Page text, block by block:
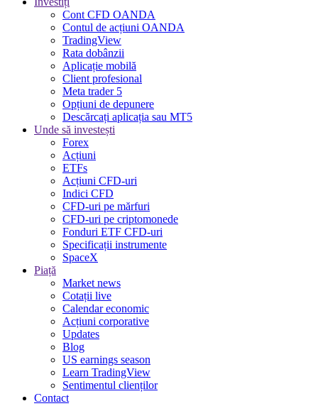
Cont CFD OANDA
Contul de acțiuni OANDA
TradingView
Rata dobânzii
Aplicație mobilă
Client profesional
Meta trader 5
Opțiuni de depunere
Descărcați aplicația sau MT5
Unde să investești
Forex
Acțiuni
ETFs
Acțiuni CFD-uri
Indici CFD
CFD-uri pe mărfuri
CFD-uri pe criptomonede
Fonduri ETF CFD-uri
Specificații instrumente
SpaceX
Piață
Market news
Cotații live
Calendar economic
Acțiuni corporative
Updates
Blog
US earnings season
Learn TradingView
Sentimentul clienților
Contact